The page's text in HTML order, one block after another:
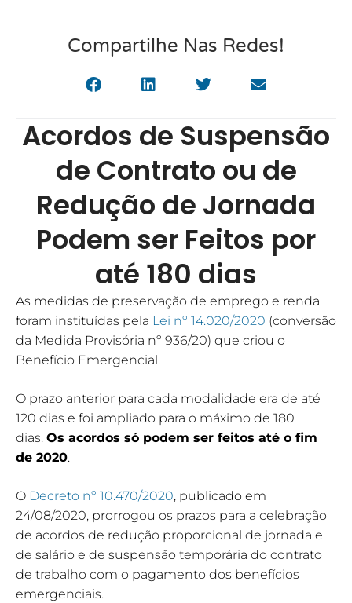
Compartilhe Nas Redes!
Acordos de Suspensão
de Contrato ou de
Redução de Jornada
Podem ser Feitos por
até 180 dias
As medidas de preservação de emprego e renda
foram instituídas pela Lei nº 14.020/2020 (conversão
da Medida Provisória nº 936/20) que criou o
Benefício Emergencial.
O prazo anterior para cada modalidade era de até
120 dias e foi ampliado para o máximo de 180
dias. Os acordos só podem ser feitos até o fim
de 2020.
O Decreto nº 10.470/2020, publicado em
24/08/2020, prorrogou os prazos para a celebração
de acordos de redução proporcional de jornada e
de salário e de suspensão temporária do contrato
de trabalho com o pagamento dos benefícios
emergenciais.